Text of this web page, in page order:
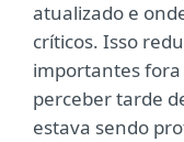
atualizado e
críticos. Isso
importantes fora
perceber tarde
estava sendo